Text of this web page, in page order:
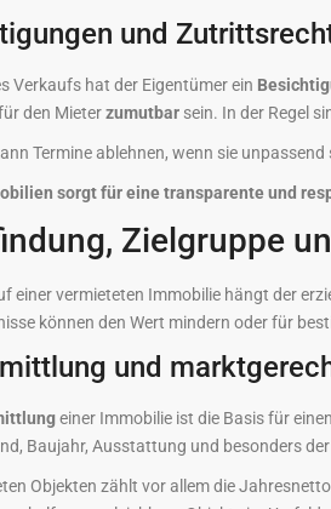
und
Verkaufs hat der Eigentümer ein
den Mieterzumutbar sein. In der Regel
Termine ablehnen, wenn sie
sorgt für eine transparente und
Zielgruppe
einer vermieteten Immobilie hängt der
können den Wert mindern oder für
und
einer Immobilie ist die Basis für
Baujahr, Ausstattung und besonders
Objekten zählt vor allem die